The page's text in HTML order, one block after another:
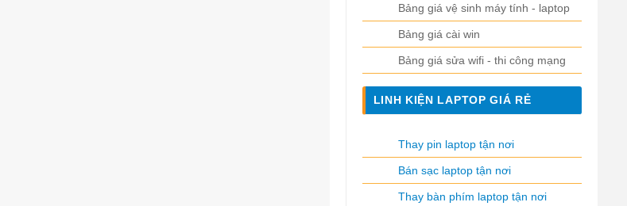
Bảng giá vệ sinh máy tính - laptop
Bảng giá cài win
Bảng giá sửa wifi - thi công mạng
LINH KIỆN LAPTOP GIÁ RẺ
Thay pin laptop tận nơi
Bán sạc laptop tận nơi
Thay bàn phím laptop tận nơi